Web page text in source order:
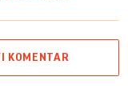
KOMENTAR